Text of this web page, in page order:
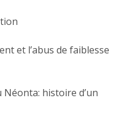
et l’abus de faiblesse
histoire d’un